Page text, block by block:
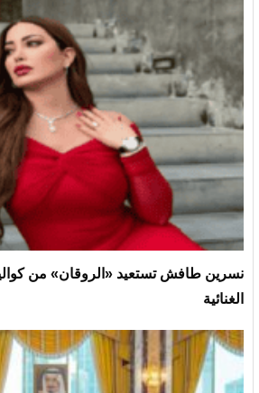
نسرين طافش تستعيد «الروقان» من
الغنائية